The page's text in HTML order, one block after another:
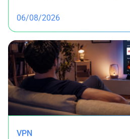
06/08/2026
VPN